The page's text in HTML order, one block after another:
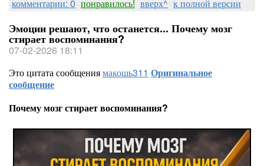
комментарии: 0 понравилось! вверх^ к полной версии
Эмоции решают, что останется... Почему мозг
стирает воспоминания?
07-02-2026 18:11
Это цитата сообщениямакошь311 Оригинальное
сообщение
Почему мозг стирает воспоминания?